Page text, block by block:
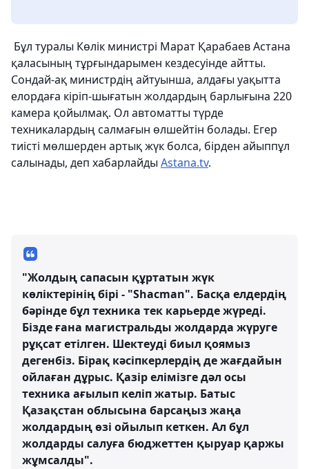
Бұл туралы Көлік министрі Марат Қарабаев Астана
қаласының тұрғындарымен кездесуінде айтты.
Сондай-ақ министрдің айтуынша, алдағы уақытта
елордаға кіріп-шығатын жолдардың барлығына 220
камера қойылмақ. Ол автоматты түрде
техникалардың салмағын өлшейтін болады. Егер
тиісті мөлшерден артық жүк болса, бірден айыппұл
салынады, деп хабарлайды Astana.tv.
"Жолдың сапасын құртатын жүк
көліктерінің бірі - "Shacman". Басқа елдердің
бәрінде бұл техника тек карьерде жүреді.
Бізде ғана магистральды жолдарда жүруге
рұқсат етілген. Шектеуді биыл қоямыз
дегенбіз. Бірақ кәсіпкерлердің де жағдайын
ойлаған дұрыс. Қазір елімізге дәл осы
техника ағылып келіп жатыр. Батыс
Қазақстан облысына барсаңыз жаңа
жолдардың өзі ойылып кеткен. Ал бұл
жолдарды салуға бюджеттен қыруар қаржы
жұмсалды".